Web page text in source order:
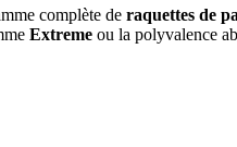
complète de raquettes de
Extreme ou la polyvalence